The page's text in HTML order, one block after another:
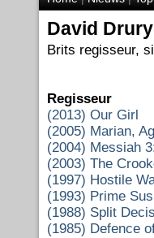
David Drury
Brits regisseur,
Regisseur
(2013) Our Girl
(2005) Marian,
(2004) Messiah
(2003) The
(1997) Hostile
(1993) Prime
(1988) Split
(1985) Defence